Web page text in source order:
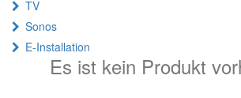
TV
Sonos
E-Installation
Es ist kein Produkt